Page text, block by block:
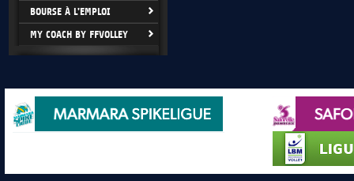
BOURSE À L'EMPLOI
MY COACH BY FFVOLLEY